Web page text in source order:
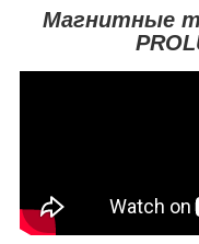
Магнитные